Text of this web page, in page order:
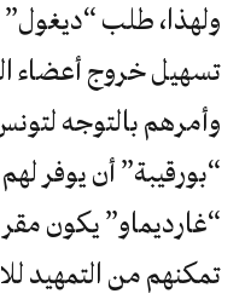
ولهذا، طلب
تسهيل خروج أعضاء
وأمرهم بالتوجه
“بورقيبة” أن يوفر
“غارديماو” يكون
تمكنهم من التمهيد